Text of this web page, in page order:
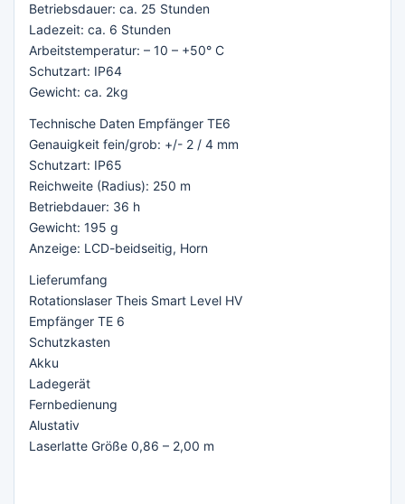
Betriebsdauer: ca. 25 Stunden
Ladezeit: ca. 6 Stunden
Arbeitstemperatur: – 10 – +50° C
Schutzart: IP64
Gewicht: ca. 2kg
Technische Daten Empfänger TE6
Genauigkeit fein/grob: +/- 2 / 4 mm
Schutzart: IP65
Reichweite (Radius): 250 m
Betriebdauer: 36 h
Gewicht: 195 g
Anzeige: LCD-beidseitig, Horn
Lieferumfang
Rotationslaser Theis Smart Level HV
Empfänger TE 6
Schutzkasten
Akku
Ladegerät
Fernbedienung
Alustativ
Laserlatte Größe 0,86 – 2,00 m